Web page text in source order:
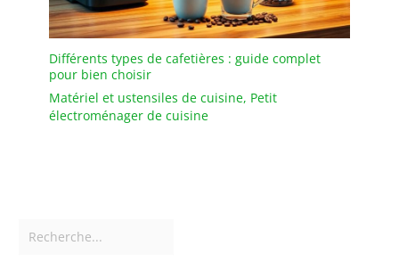
Différents types de cafetières : guide complet
pour bien choisir
Matériel et ustensiles de cuisine, Petit
électroménager de cuisine